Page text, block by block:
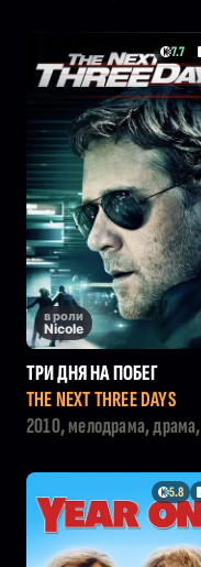
7.7
в роли
Nicole
ТРИ ДНЯ НА ПОБЕГ
THE NEXT THREE DAYS
2010, мелодрама, драма,
5.8